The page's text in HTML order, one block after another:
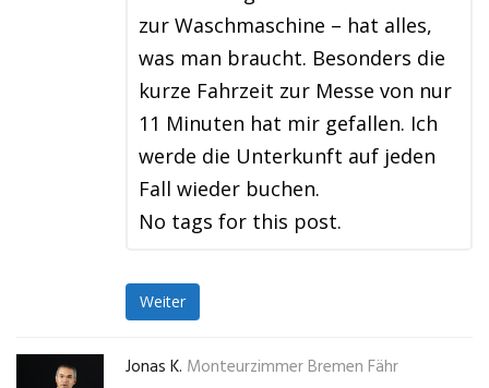
zur Waschmaschine – hat alles,
was man braucht. Besonders die
kurze Fahrzeit zur Messe von nur
11 Minuten hat mir gefallen. Ich
werde die Unterkunft auf jeden
Fall wieder buchen.
No tags for this post.
Weiter
Jonas K. Monteurzimmer Bremen Fähr